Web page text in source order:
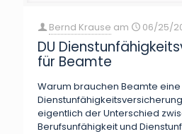
Bernd Krause am 06/25/
DU
für Beamte
Warum brauchen Beamte eine
eigentlich der Unterschied
Berufsunfähigkeit und